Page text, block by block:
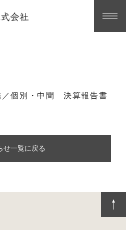
個別・中間 決算報告書
せ一覧に戻る